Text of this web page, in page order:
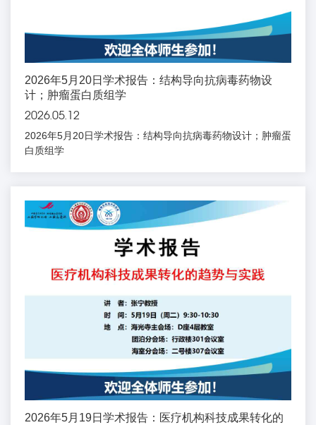
2026年5月20日学术报告：结构导向抗病毒药物设
计；肿瘤蛋白质组学
2026.05.12
2026年5月20日学术报告：结构导向抗病毒药物设计；肿瘤蛋
白质组学
2026年5月19日学术报告：医疗机构科技成果转化的